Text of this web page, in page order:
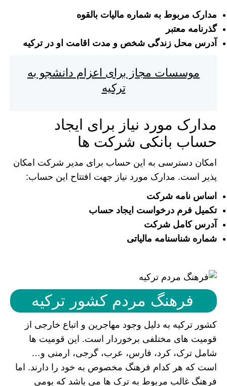
مدارک مربوط به شماره مالیات بالقوه
گذرنامه معتبر
آدرس محل زندگی شخص و مدت اقامت او در ترکیه
موسسات مجاز برای اعزام دانشجو به
ترکیه
مدارک مورد نیاز برای ایجاد
حساب بانکی شرکت ها
امکان دسترسی به این حساب برای مدیر شرکت امکان
پذیر است. مدارک مورد نیاز جهت افتتاح این حساب:
اساس نامه شرکت
تکمیل فرم درخواست ایجاد حساب
آدرس کامل شرکت
شماره شناسنامه مالیاتی
فرهنگ مردم کشور ترکیه
کشور ترکیه به دلیل وجود مهاجرین و اتباع خارجی از
قومیت های مختلفی برخوردار است. این قومیت ها
شامل ترک، کرد، فارس، عرب، گرجی، ارمنی و…
است که هر کدام فرهنگ مخصوص به خود را دارند. اما
فرهنگ غالب مربوط به ترک ها می باشد که بومی